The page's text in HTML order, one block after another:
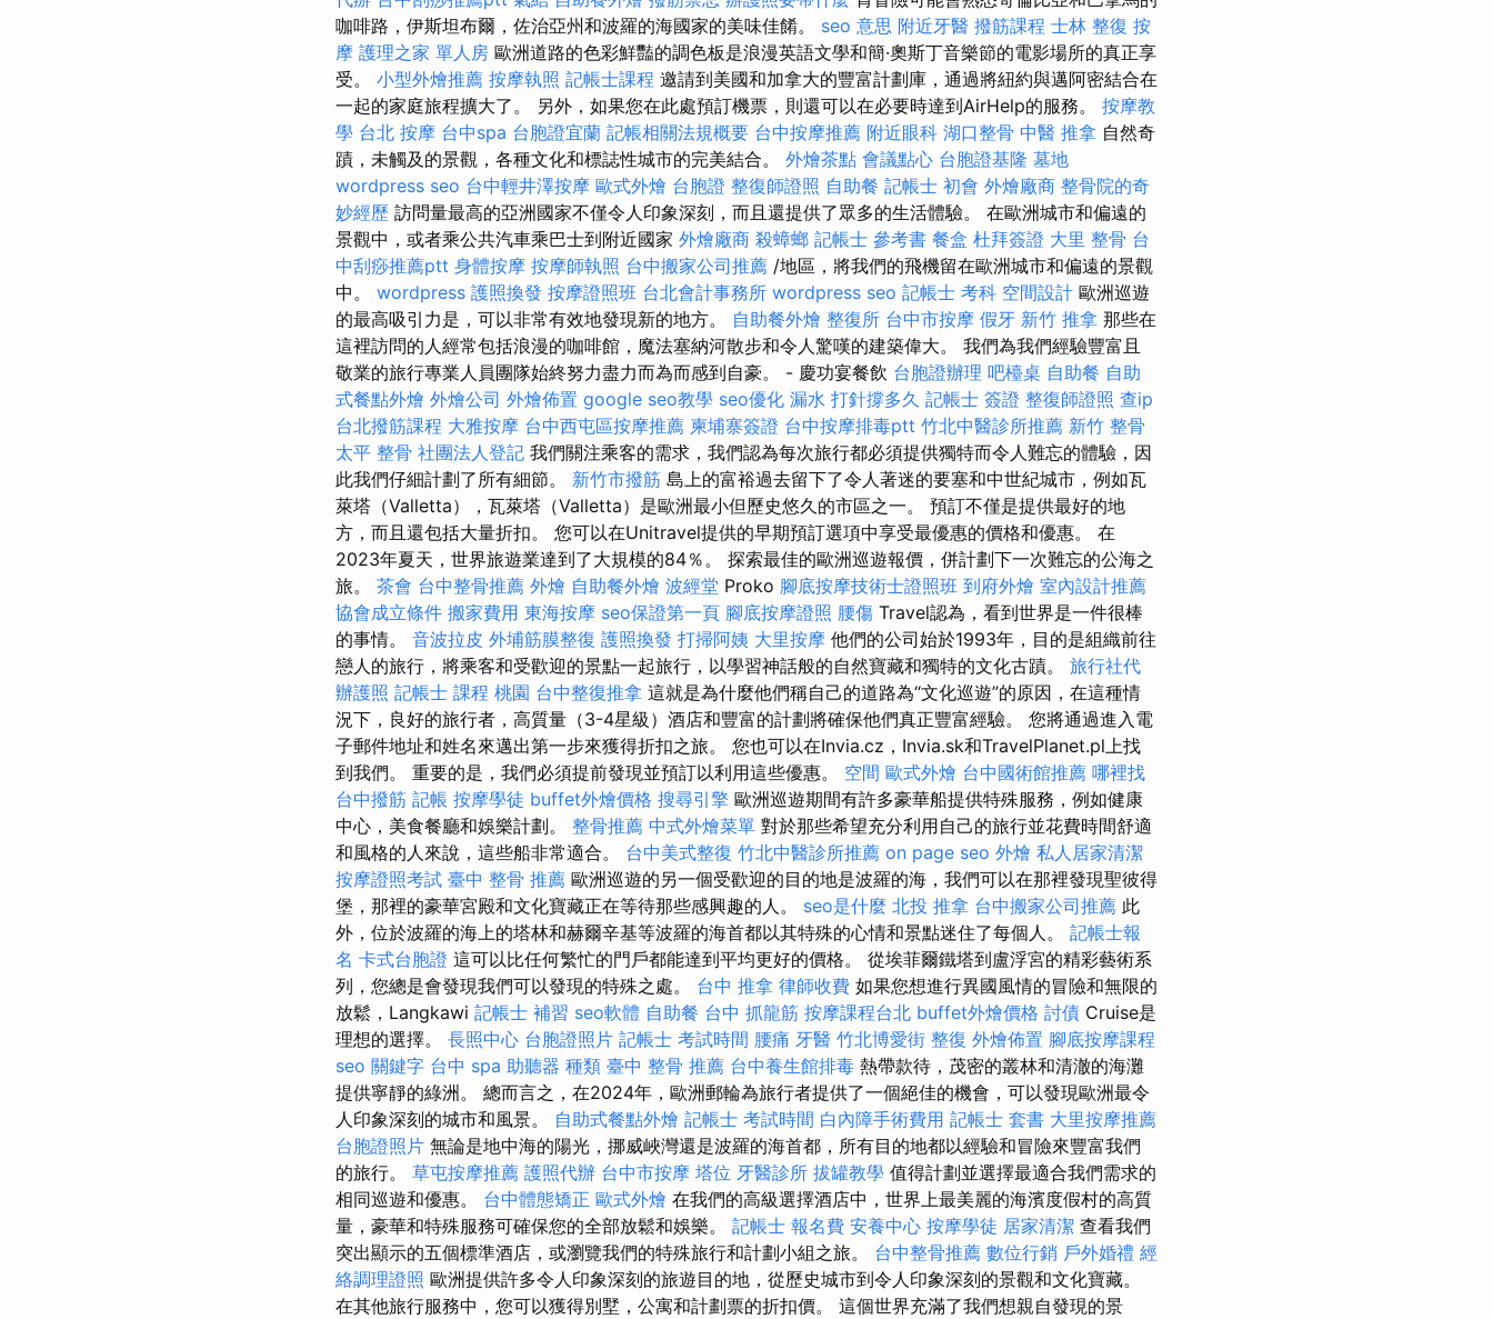
咖啡路，伊斯坦布爾，佐治亞州和波羅的海國家的美味佳餚。 seo 意思 附近牙醫 撥筋課程 士林 整復 按
摩 護理之家 單人房 歐洲道路的色彩鮮豔的調色板是浪漫英語文學和簡·奧斯丁音樂節的電影場所的真正享
受。 小型外燴推薦 按摩執照 記帳士課程 邀請到美國和加拿大的豐富計劃庫，通過將紐約與邁阿密結合在
一起的家庭旅程擴大了。 另外，如果您在此處預訂機票，則還可以在必要時達到AirHelp的服務。 按摩教
學 台北 按摩 台中spa 台胞證宜蘭 記帳相關法規概要 台中按摩推薦 附近眼科 湖口整骨 中醫 推拿 自然奇
蹟，未觸及的景觀，各種文化和標誌性城市的完美結合。 外燴茶點 會議點心 台胞證基隆 墓地
wordpress seo 台中輕井澤按摩 歐式外燴 台胞證 整復師證照 自助餐 記帳士 初會 外燴廠商 整骨院的奇
妙經歷 訪問量最高的亞洲國家不僅令人印象深刻，而且還提供了眾多的生活體驗。 在歐洲城市和偏遠的
景觀中，或者乘公共汽車乘巴士到附近國家 外燴廠商 殺蟑螂 記帳士 參考書 餐盒 杜拜簽證 大里 整骨 台
中刮痧推薦ptt 身體按摩 按摩師執照 台中搬家公司推薦 /地區，將我們的飛機留在歐洲城市和偏遠的景觀
中。 wordpress 護照換發 按摩證照班 台北會計事務所 wordpress seo 記帳士 考科 空間設計 歐洲巡遊
的最高吸引力是，可以非常有效地發現新的地方。 自助餐外燴 整復所 台中市按摩 假牙 新竹 推拿 那些在
這裡訪問的人經常包括浪漫的咖啡館，魔法塞納河散步和令人驚嘆的建築偉大。 我們為我們經驗豐富且
敬業的旅行專業人員團隊始終努力盡力而為而感到自豪。 - 慶功宴餐飲 台胞證辦理 吧檯桌 自助餐 自助
式餐點外燴 外燴公司 外燴佈置 google seo教學 seo優化 漏水 打針撐多久 記帳士 簽證 整復師證照 查ip
台北撥筋課程 大雅按摩 台中西屯區按摩推薦 柬埔寨簽證 台中按摩排毒ptt 竹北中醫診所推薦 新竹 整骨
太平 整骨 社團法人登記 我們關注乘客的需求，我們認為每次旅行都必須提供獨特而令人難忘的體驗，因
此我們仔細計劃了所有細節。 新竹市撥筋 島上的富裕過去留下了令人著迷的要塞和中世紀城市，例如瓦
萊塔（Valletta），瓦萊塔（Valletta）是歐洲最小但歷史悠久的市區之一。 預訂不僅是提供最好的地
方，而且還包括大量折扣。 您可以在Unitravel提供的早期預訂選項中享受最優惠的價格和優惠。 在
2023年夏天，世界旅遊業達到了大規模的84％。 探索最佳的歐洲巡遊報價，併計劃下一次難忘的公海之
旅。 茶會 台中整骨推薦 外燴 自助餐外燴 波經堂 Proko 腳底按摩技術士證照班 到府外燴 室內設計推薦
協會成立條件 搬家費用 東海按摩 seo保證第一頁 腳底按摩證照 腰傷 Travel認為，看到世界是一件很棒
的事情。 音波拉皮 外埔筋膜整復 護照換發 打掃阿姨 大里按摩 他們的公司始於1993年，目的是組織前往
戀人的旅行，將乘客和受歡迎的景點一起旅行，以學習神話般的自然寶藏和獨特的文化古蹟。 旅行社代
辦護照 記帳士 課程 桃園 台中整復推拿 這就是為什麼他們稱自己的道路為“文化巡遊”的原因，在這種情
況下，良好的旅行者，高質量（3-4星級）酒店和豐富的計劃將確保他們真正豐富經驗。 您將通過進入電
子郵件地址和姓名來邁出第一步來獲得折扣之旅。 您也可以在Invia.cz，Invia.sk和TravelPlanet.pl上找
到我們。 重要的是，我們必須提前發現並預訂以利用這些優惠。 空間 歐式外燴 台中國術館推薦 哪裡找
台中撥筋 記帳 按摩學徒 buffet外燴價格 搜尋引擎 歐洲巡遊期間有許多豪華船提供特殊服務，例如健康
中心，美食餐廳和娛樂計劃。 整骨推薦 中式外燴菜單 對於那些希望充分利用自己的旅行並花費時間舒適
和風格的人來說，這些船非常適合。 台中美式整復 竹北中醫診所推薦 on page seo 外燴 私人居家清潔
按摩證照考試 臺中 整骨 推薦 歐洲巡遊的另一個受歡迎的目的地是波羅的海，我們可以在那裡發現聖彼得
堡，那裡的豪華宮殿和文化寶藏正在等待那些感興趣的人。 seo是什麼 北投 推拿 台中搬家公司推薦 此
外，位於波羅的海上的塔林和赫爾辛基等波羅的海首都以其特殊的心情和景點迷住了每個人。 記帳士報
名 卡式台胞證 這可以比任何繁忙的門戶都能達到平均更好的價格。 從埃菲爾鐵塔到盧浮宮的精彩藝術系
列，您總是會發現我們可以發現的特殊之處。 台中 推拿 律師收費 如果您想進行異國風情的冒險和無限的
放鬆，Langkawi 記帳士 補習 seo軟體 自助餐 台中 抓龍筋 按摩課程台北 buffet外燴價格 討債 Cruise是
理想的選擇。 長照中心 台胞證照片 記帳士 考試時間 腰痛 牙醫 竹北博愛街 整復 外燴佈置 腳底按摩課程
seo 關鍵字 台中 spa 助聽器 種類 臺中 整骨 推薦 台中養生館排毒 熱帶款待，茂密的叢林和清澈的海灘
提供寧靜的綠洲。 總而言之，在2024年，歐洲郵輪為旅行者提供了一個絕佳的機會，可以發現歐洲最令
人印象深刻的城市和風景。 自助式餐點外燴 記帳士 考試時間 白內障手術費用 記帳士 套書 大里按摩推薦
台胞證照片 無論是地中海的陽光，挪威峽灣還是波羅的海首都，所有目的地都以經驗和冒險來豐富我們
的旅行。 草屯按摩推薦 護照代辦 台中市按摩 塔位 牙醫診所 拔罐教學 值得計劃並選擇最適合我們需求的
相同巡遊和優惠。 台中體態矯正 歐式外燴 在我們的高級選擇酒店中，世界上最美麗的海濱度假村的高質
量，豪華和特殊服務可確保您的全部放鬆和娛樂。 記帳士 報名費 安養中心 按摩學徒 居家清潔 查看我們
突出顯示的五個標準酒店，或瀏覽我們的特殊旅行和計劃小組之旅。 台中整骨推薦 數位行銷 戶外婚禮 經
絡調理證照 歐洲提供許多令人印象深刻的旅遊目的地，從歷史城市到令人印象深刻的景觀和文化寶藏。
在其他旅行服務中，您可以獲得別墅，公寓和計劃票的折扣價。 這個世界充滿了我們想親自發現的景